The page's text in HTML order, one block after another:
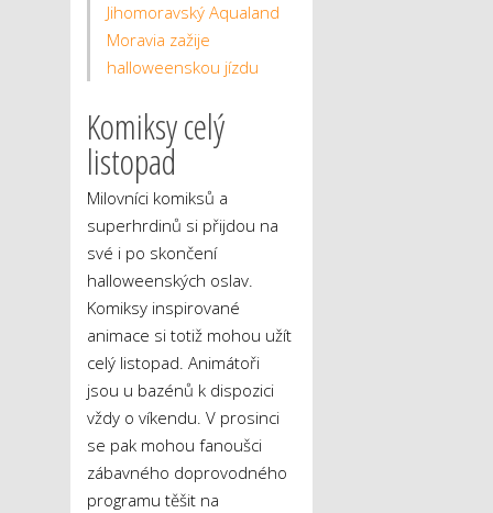
Jihomoravský Aqualand
Moravia zažije
halloweenskou jízdu
Komiksy celý
listopad
Milovníci komiksů a
superhrdinů si přijdou na
své i po skončení
halloweenských oslav.
Komiksy inspirované
animace si totiž mohou užít
celý listopad. Animátoři
jsou u bazénů k dispozici
vždy o víkendu. V prosinci
se pak mohou fanoušci
zábavného doprovodného
programu těšit na